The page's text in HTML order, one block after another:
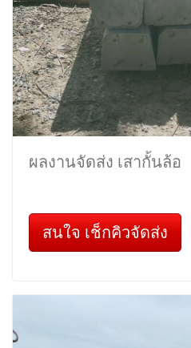
ผลงานจัดส่ง เสากั้นล้อ
สนใจ เช็กคิวจัดส่ง